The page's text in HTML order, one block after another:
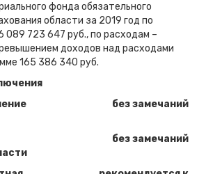
фонда обязательного
области за 2019 год по
089 723 647 руб., по расходам –
доходов над расходами
165 386 340 руб.
без замечаний
без замечаний